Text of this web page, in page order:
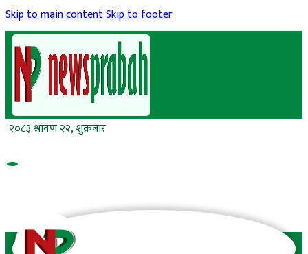
Skip to main contentSkip to footer
२०८३ श्रावण २२, शुक्रबार